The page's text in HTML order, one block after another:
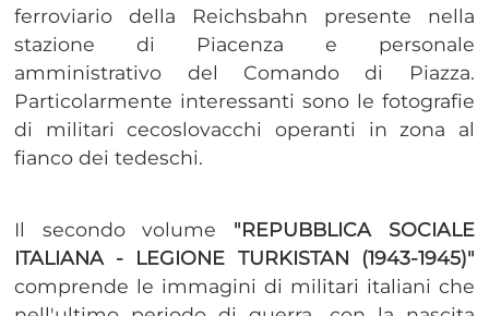
ferroviario della Reichsbahn presente nella
stazione di Piacenza e personale
amministrativo del Comando di Piazza.
Particolarmente interessanti sono le fotografie
di militari cecoslovacchi operanti in zona al
fianco dei tedeschi.
Il secondo volume "REPUBBLICA SOCIALE
ITALIANA - LEGIONE TURKISTAN (1943-1945)"
comprende le immagini di militari italiani che